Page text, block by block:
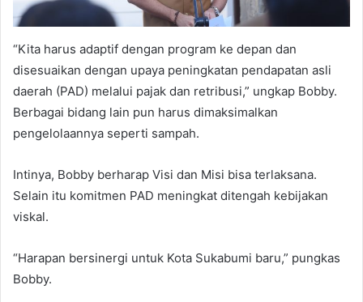
“Kita harus adaptif dengan program ke depan dan
disesuaikan dengan upaya peningkatan pendapatan asli
daerah (PAD) melalui pajak dan retribusi,” ungkap Bobby.
Berbagai bidang lain pun harus dimaksimalkan
pengelolaannya seperti sampah.
Intinya, Bobby berharap Visi dan Misi bisa terlaksana.
Selain itu komitmen PAD meningkat ditengah kebijakan
viskal.
“Harapan bersinergi untuk Kota Sukabumi baru,” pungkas
Bobby.